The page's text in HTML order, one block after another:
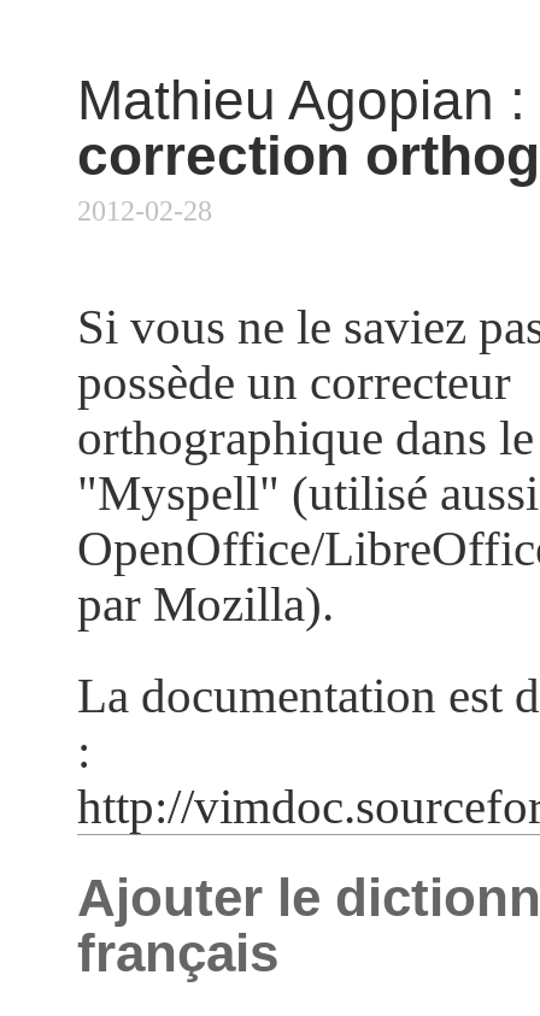
Mathieu Agopian :
correction
2012-02-28
Si vous ne le saviez
possède un correcteur
orthographique dans
"Myspell" (utilisé
OpenOffice/
par Mozilla).
La documentation est
:
http://
Ajouter le
français